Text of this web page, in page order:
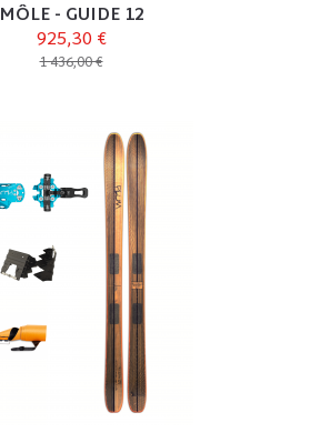
MÔLE - GUIDE 12
925,30 €
1 436,00 €